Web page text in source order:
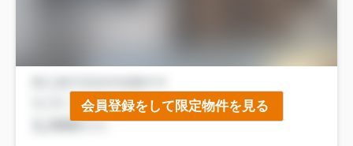
会員登録をして限定物件を見る